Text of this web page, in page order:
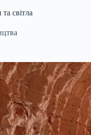
світла